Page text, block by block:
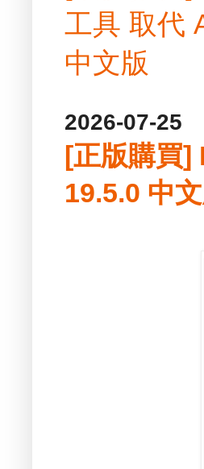
工具 取代
中文版
2026-07-25
[正版購買]
19.5.0 中